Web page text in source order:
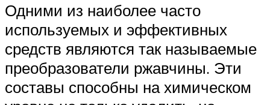
Одними из наиболее часто
используемых и эффективных
средств являются так называемые
преобразователи ржавчины. Эти
составы способны на химическом